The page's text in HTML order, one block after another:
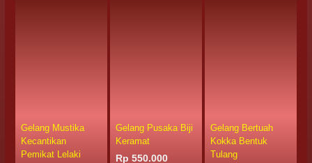
Gelang Mustika
Kecantikan
Pemikat Lelaki
Gelang Pusaka Biji
Keramat
Rp 550.000
Gelang Bertuah
Kokka Bentuk
Tulang